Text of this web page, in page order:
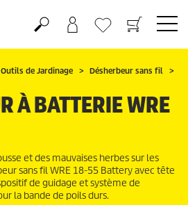
Outils de Jardinage
Désherbeur sans fil
À BATTERIE WRE
et des mauvaises herbes sur les
sans fil WRE 18-55 Battery avec tête
de guidage et système de
la bande de poils durs.